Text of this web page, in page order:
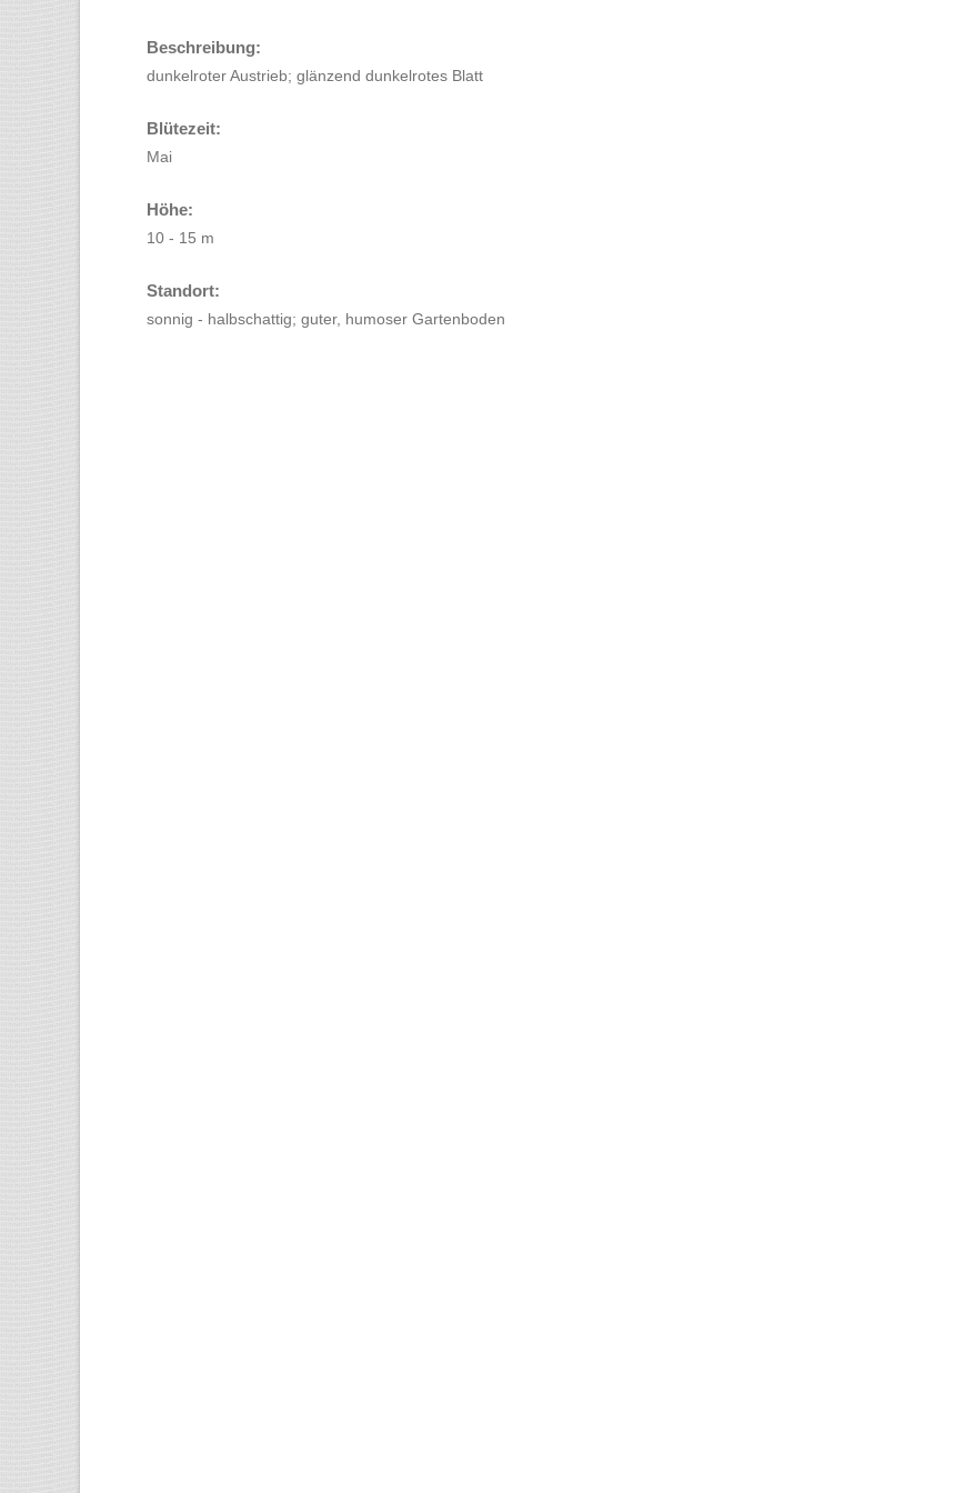
Beschreibung:
dunkelroter Austrieb; glänzend dunkelrotes Blatt
Blütezeit:
Mai
Höhe:
10 - 15 m
Standort:
sonnig - halbschattig; guter, humoser Gartenboden